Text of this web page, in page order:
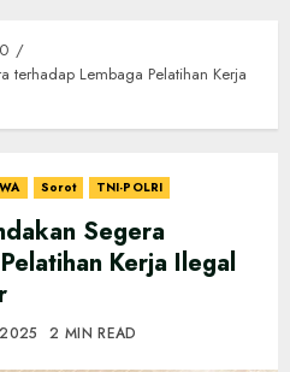
terhadap Lembaga Pelatihan Kerja
Sorot TNI-POLRI
Segera
Kerja Ilegal
2 MIN READ